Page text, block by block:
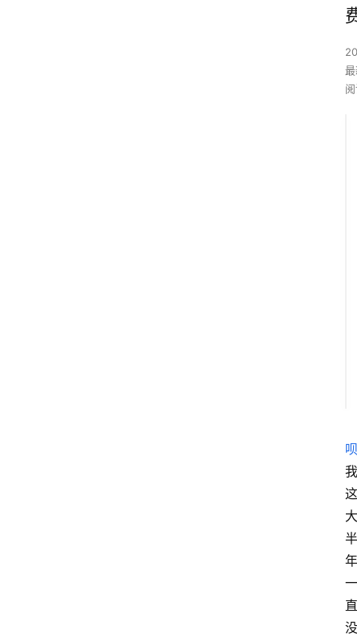
呗
我
这
大
半
年
一
直
没